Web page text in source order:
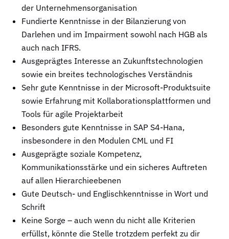
der Unternehmensorganisation
Fundierte Kenntnisse in der Bilanzierung von
Darlehen und im Impairment sowohl nach HGB als
auch nach IFRS.
Ausgeprägtes Interesse an Zukunftstechnologien
sowie ein breites technologisches Verständnis
Sehr gute Kenntnisse in der Microsoft-Produktsuite
sowie Erfahrung mit Kollaborationsplattformen und
Tools für agile Projektarbeit
Besonders gute Kenntnisse in SAP S4-Hana,
insbesondere in den Modulen CML und FI
Ausgeprägte soziale Kompetenz,
Kommunikationsstärke und ein sicheres Auftreten
auf allen Hierarchieebenen
Gute Deutsch- und Englischkenntnisse in Wort und
Schrift
Keine Sorge – auch wenn du nicht alle Kriterien
erfüllst, könnte die Stelle trotzdem perfekt zu dir